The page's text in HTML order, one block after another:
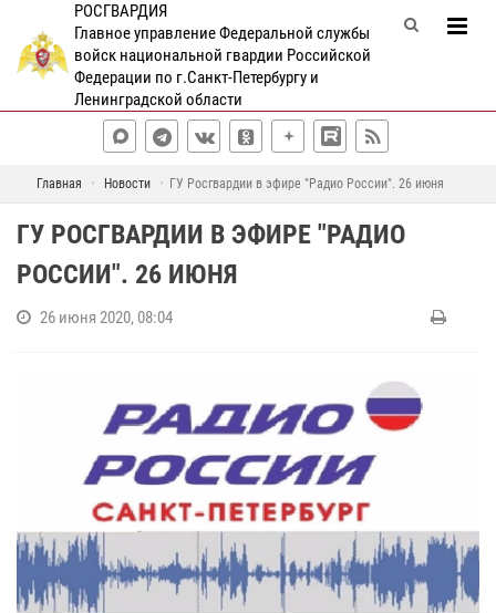
РОСГВАРДИЯ
Главное управление Федеральной службы
войск национальной гвардии Российской
Федерации по г.Санкт-Петербургу и
Ленинградской области
Главная Новости ГУ Росгвардии в эфире "Радио России". 26 июня
ГУ РОСГВАРДИИ В ЭФИРЕ "РАДИО
РОССИИ". 26 ИЮНЯ
26 июня 2020, 08:04